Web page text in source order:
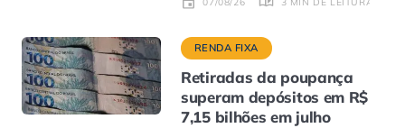
07/08/26
RENDA FIXA
Retiradas da poupança
superam depósitos em R$
7,15 bilhões em julho